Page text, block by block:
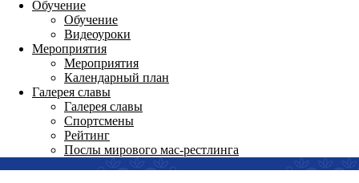
Обучение
Обучение
Видеоуроки
Мероприятия
Мероприятия
Календарный план
Галерея славы
Галерея славы
Спортсмены
Рейтинг
Послы мирового мас-рестлинга